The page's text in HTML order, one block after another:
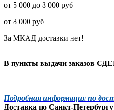
от 5 000 до 8 000 руб
от 8 000
За МКАД доставки нет!
В пункты выдачи заказов
Подробная информация по
Доставка по Санкт-Петербургу